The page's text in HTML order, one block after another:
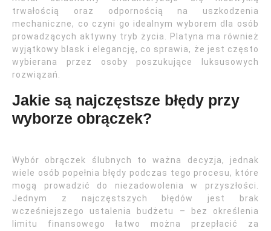
trwałością oraz odpornością na uszkodzenia
mechaniczne, co czyni go idealnym wyborem dla osób
prowadzących aktywny tryb życia. Platyna ma również
wyjątkowy blask i elegancję, co sprawia, że jest często
wybierana przez osoby poszukujące luksusowych
rozwiązań.
Jakie są najczęstsze błędy przy
wyborze obrączek?
Wybór obrączek ślubnych to ważna decyzja, jednak
wiele osób popełnia błędy podczas tego procesu, które
mogą prowadzić do niezadowolenia w przyszłości.
Jednym z najczęstszych błędów jest brak
wcześniejszego ustalenia budżetu – bez określenia
limitu finansowego łatwo można przepłacić za